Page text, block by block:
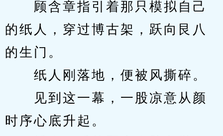
顾含章指引着那只模拟自己
的纸人，穿过博古架，跃向艮八
的生门。
纸人刚落地，便被风撕碎。
见到这一幕，一股凉意从颜
时序心底升起。